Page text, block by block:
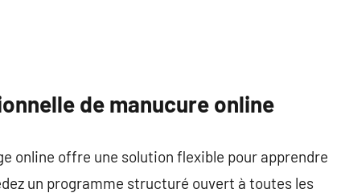
de manucure online
online offre une solution flexible pour apprendre
un programme structuré ouvert à toutes les